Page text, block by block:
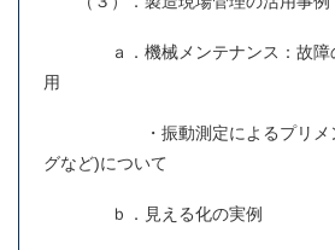
ａ．機械メンテナンス：故障の
用
・振動測定によるプリメン
グなど)について
ｂ．見える化の実例